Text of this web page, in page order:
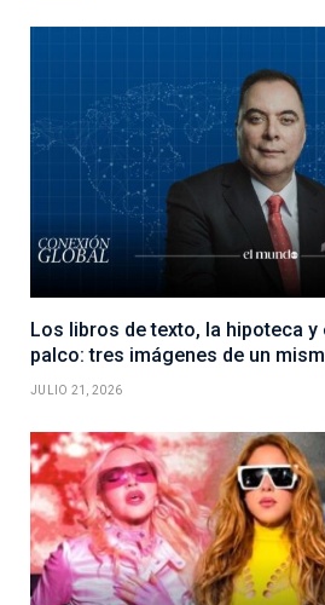
Los libros de texto, la hipoteca y
palco: tres imágenes de un
JULIO 21, 2026